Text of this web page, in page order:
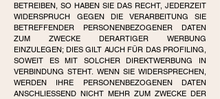
BETREIBEN, SO HABEN SIE DAS RECHT, JEDERZEIT
WIDERSPRUCH GEGEN DIE VERARBEITUNG SIE
BETREFFENDER PERSONENBEZOGENER DATEN
ZUM ZWECKE DERARTIGER WERBUNG
EINZULEGEN; DIES GILT AUCH FÜR DAS PROFILING,
SOWEIT ES MIT SOLCHER DIREKTWERBUNG IN
VERBINDUNG STEHT. WENN SIE WIDERSPRECHEN,
WERDEN IHRE PERSONENBEZOGENEN DATEN
ANSCHLIESSEND NICHT MEHR ZUM ZWECKE DER